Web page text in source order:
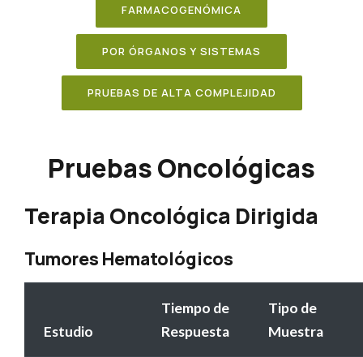
FARMACOGENÓMICA
POR ÓRGANOS Y SISTEMAS
PRUEBAS DE ALTA COMPLEJIDAD
Pruebas Oncológicas
Terapia Oncológica Dirigida
Tumores Hematológicos
Estudio
Tiempo de
Respuesta
Tipo de
Muestra